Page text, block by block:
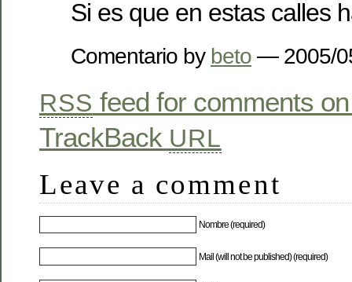
Si es que en estas calles
Comentario by beto — 2005/
RSS feed for comments
TrackBack URL
Leave a comment
Nombre (required)
Mail (will not be published) (required)